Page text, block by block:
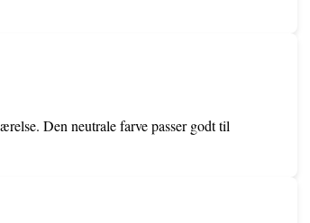
Den neutrale farve passer godt til